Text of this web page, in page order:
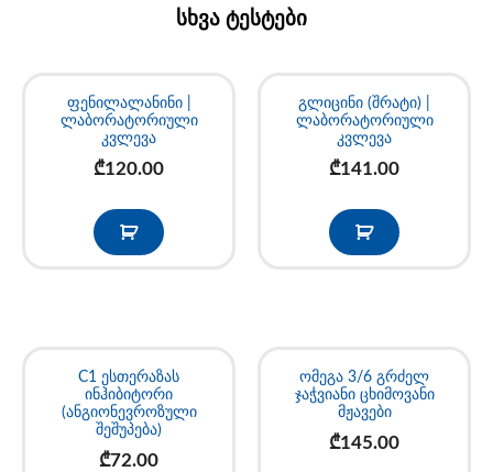
სხვა ტესტები
ფენილალანინი |
ლაბორატორიული
კვლევა
₾120.00
გლიცინი (შრატი) |
ლაბორატორიული
კვლევა
₾141.00
C1 ესთერაზას
ინჰიბიტორი
(ანგიონევროზული
შეშუპება)
₾72.00
ომეგა 3/6 გრძელ
ჯაჭვიანი ცხიმოვანი
მჟავები
₾145.00